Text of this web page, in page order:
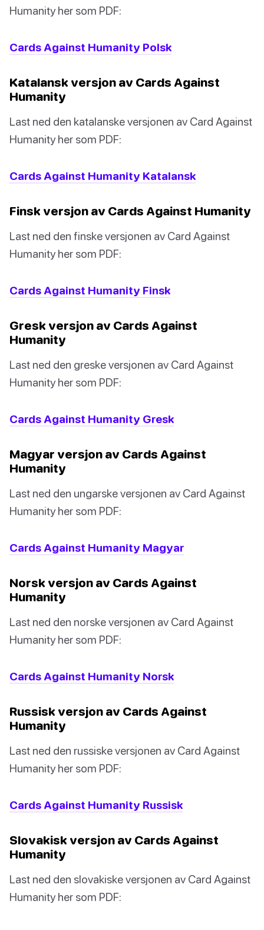
Humanity her som PDF:
Cards Against Humanity Polsk
Katalansk versjon av Cards Against
Humanity
Last ned den katalanske versjonen av Card Against
Humanity her som PDF:
Cards Against Humanity Katalansk
Finsk versjon av Cards Against Humanity
Last ned den finske versjonen av Card Against
Humanity her som PDF:
Cards Against Humanity Finsk
Gresk versjon av Cards Against
Humanity
Last ned den greske versjonen av Card Against
Humanity her som PDF:
Cards Against Humanity Gresk
Magyar versjon av Cards Against
Humanity
Last ned den ungarske versjonen av Card Against
Humanity her som PDF:
Cards Against Humanity Magyar
Norsk versjon av Cards Against
Humanity
Last ned den norske versjonen av Card Against
Humanity her som PDF:
Cards Against Humanity Norsk
Russisk versjon av Cards Against
Humanity
Last ned den russiske versjonen av Card Against
Humanity her som PDF:
Cards Against Humanity Russisk
Slovakisk versjon av Cards Against
Humanity
Last ned den slovakiske versjonen av Card Against
Humanity her som PDF: